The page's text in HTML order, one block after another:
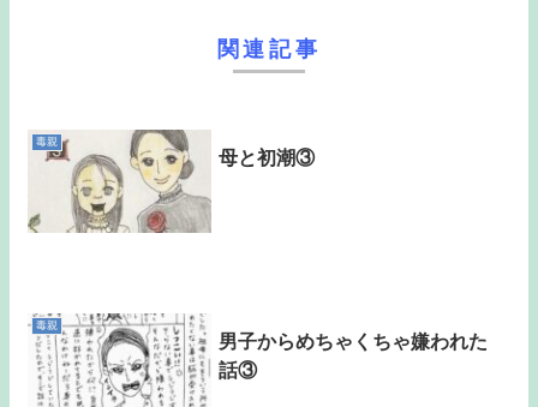
関連記事
毒親
母と初潮③
毒親
男子からめちゃくちゃ嫌われた
話③